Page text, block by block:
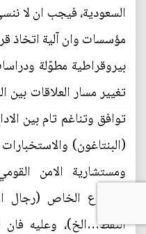
السعودية، فيجب ان لا
مؤسسات وان آلية اتخاذ
بيروقراطية مطوّلة
تغيير مسار العلاقات
توافق وتناغم تام بين
(البنتاغون)
ومستشارية الامن
والقطاع الخاص (رجال
النفط…الخ)، وعليه